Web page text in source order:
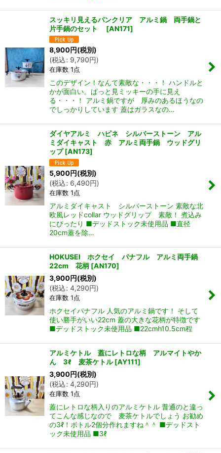
スッキリ見えるパンクリア アルミ鍋 両手鍋と
片手鍋のセット
[AN171]
8,900 円(税別)
(税込: 9,790円)
在庫数 1点
このデザイン！なんて素敵な・・・！ ハンドルと
かが面白い。ぱっと見ミッキーの手に見え
る・・・！ アルミ鍋ですが 厚みのあるほうなの
でしっかりしています 蓋はガラスなの…
ダイヤアルミ ハピネ シルバーストーン アル
ミダイキャスト 赤 アルミ両手鍋 ウッドグリ
ップ [AN173]
5,900円(税別)
(税込: 6,490円)
在庫数 1点
アルミダイキャスト シルバーストーン 素敵な北
欧風レッドcollar ウッドグリップ 素敵！ 煮込み
にぴったり ■デッドストック未使用品 ■直径
20cm蓋を除…
HOKUSEI ホクセイ パナフル アルミ両手鍋
22cm 花柄 [AN170]
3,900円(税別)
(税込: 4,290円)
在庫数 1点
ホクセイパナフル 人気のアルミ鍋です！ そして
使い勝手がいい22cm 蓋の大きな花柄が特徴です
■デッドストック未使用品 ■22cmh10.5cm程
アルミケトル 蓋にレトロな柄 アルマイトやか
ん 3ℓ 麦茶ケトル [AY111]
3,900円(税別)
(税込: 4,290円)
在庫数 1点
蓋にレトロな柄入りのアルミケトル 普通のと違っ
てこんな感じなので 麦茶ケトルでしょう お勧め
の3ℓ！ボトル2個分作れますね＾＾ ■デッドスト
ック未使用品 ■3ℓ